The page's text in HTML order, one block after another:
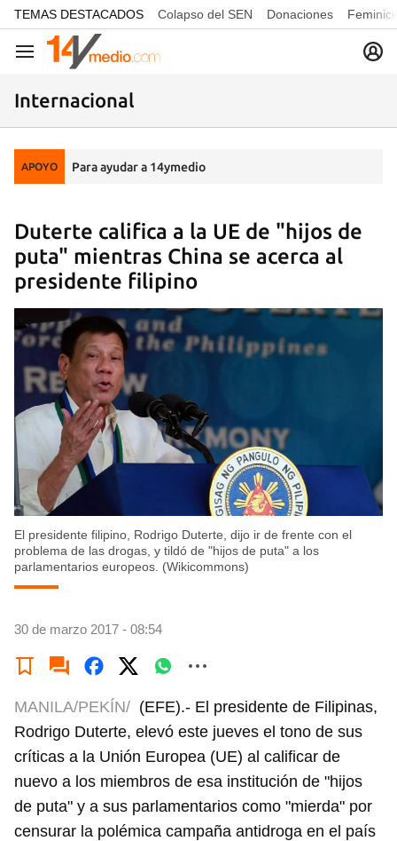
common.go-to-content
TEMAS DESTACADOS Colapso del SEN Donaciones
Navegación
Internacional
APOYO Para ayudar a 14ymedio
Duterte califica a la UE de "hijos de
puta" mientras China se acerca al
presidente filipino
El presidente filipino, Rodrigo Duterte, dijo ir de frente con el
problema de las drogas, y tildó de "hijos de puta" a los
parlamentarios europeos. (Wikicommons)
30 de marzo 2017 - 08:54
MANILA/PEKÍN/ (EFE).- El presidente de Filipinas,
Rodrigo Duterte, elevó este jueves el tono de sus
críticas a la Unión Europea (UE) al calificar de
nuevo a los miembros de esa institución de "hijos
de puta" y a sus parlamentarios como "mierda" por
censurar la polémica campaña antidroga en el país